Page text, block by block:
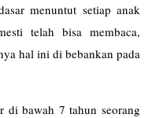
menuntut setiap anak
telah bisa membaca,
hal ini di bebankan pada
di bawah 7 tahun seorang